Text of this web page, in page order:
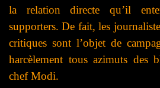
la relation directe qu’il
supporters. De fait, les
critiques sont l’objet de
harcèlement tous azimuts des
chef Modi.